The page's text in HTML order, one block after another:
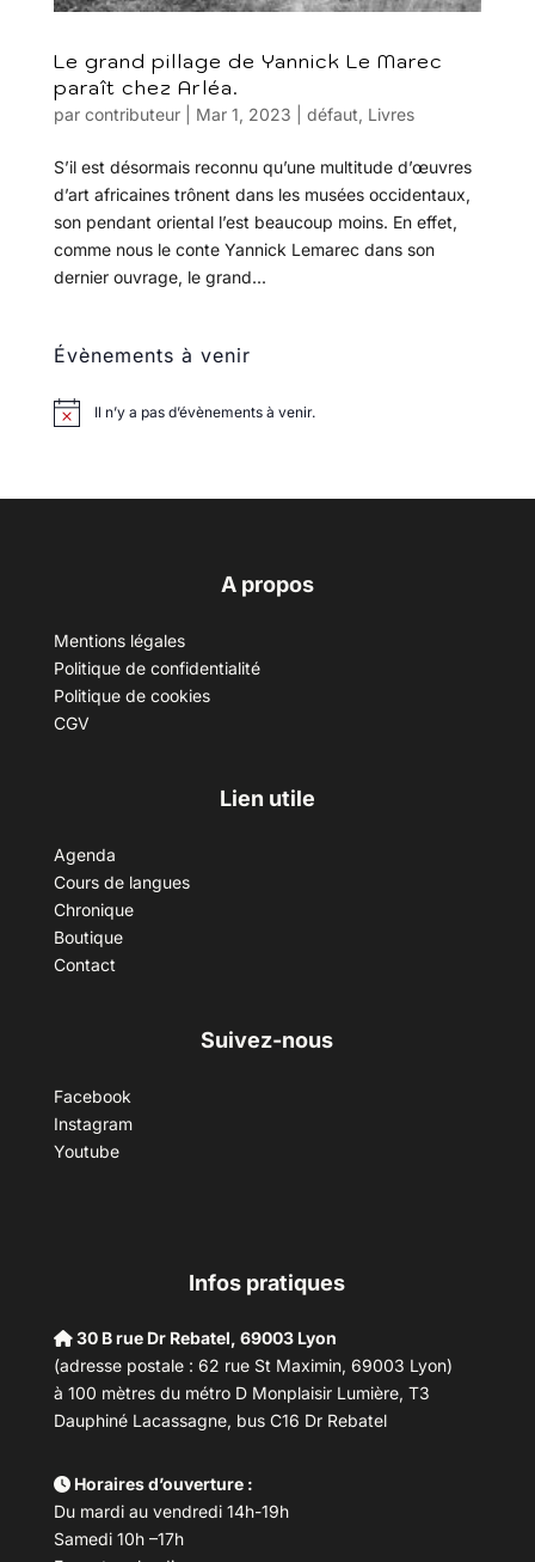
Le grand pillage de Yannick Le Marec
paraît chez Arléa.
par contributeur| Mar 1, 2023 défaut, Livres
S’il est désormais reconnu qu’une multitude d’œuvres
d’art africaines trônent dans les musées occidentaux,
son pendant oriental l’est beaucoup moins. En effet,
comme nous le conte Yannick Lemarec dans son
dernier ouvrage, le grand...
Évènements à venir
Il n’y a pas d’évènements à venir.
A propos
Mentions légales
Politique de confidentialité
Politique de cookies
CGV
Lien utile
Agenda
Cours de langues
Chronique
Boutique
Contact
Suivez-nous
Facebook
Instagram
Youtube
Infos pratiques
30 B rue Dr Rebatel, 69003 Lyon
(adresse postale : 62 rue St Maximin, 69003 Lyon)
à 100 mètres du métro D Monplaisir Lumière, T3
Dauphiné Lacassagne, bus C16 Dr Rebatel
Horaires d’ouverture :
Du mardi au vendredi 14h-19h
Samedi 10h –17h